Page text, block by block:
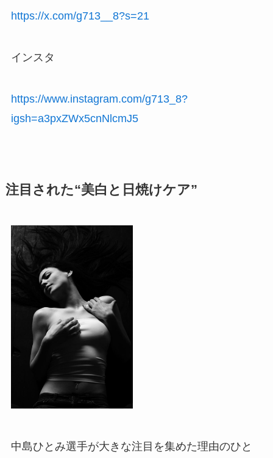
https://x.com/g713__8?s=21
インスタ
https://www.instagram.com/g713_8?
igsh=a3pxZWx5cnNlcmJ5
注目された“美白と日焼けケア”
中島ひとみ選手が大きな注目を集めた理由のひと